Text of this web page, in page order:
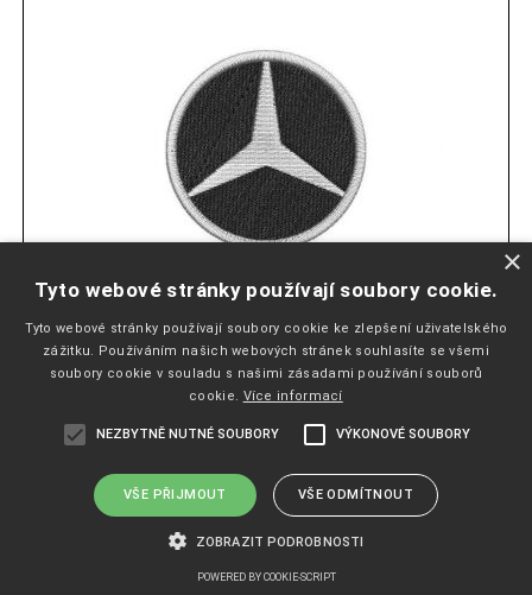
NÁŠIVKA MERCEDES
Skladem
varianty
83 Kč
3,42 EUR
×
Tyto webové stránky používají soubory cookie.
Tyto webové stránky používají soubory cookie ke zlepšení uživatelského
zážitku. Používáním našich webových stránek souhlasíte se všemi
soubory cookie v souladu s našimi zásadami používání souborů
cookie. Více informací
NEZBYTNĚ NUTNÉ SOUBORY VÝKONOVÉ SOUBORY
VŠE PŘIJMOUT VŠE ODMÍTNOUT
ZOBRAZIT PODROBNOSTI
POWERED BY COOKIE-SCRIPT